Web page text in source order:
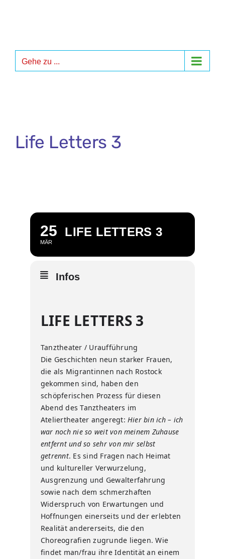
Gehe zu ...
Life Letters 3
25
MÄR
LIFE LETTERS 3
Infos
LIFE LETTERS 3
Tanztheater / Uraufführung
Die Geschichten neun starker Frauen,
die als Migrantinnen nach Rostock
gekommen sind, haben den
schöpferischen Prozess für diesen
Abend des Tanztheaters im
Ateliertheater angeregt:Hier bin ich – ich
war noch nie so weit von meinem Zuhause
entfernt und so sehr von mir selbst
getrennt. Es sind Fragen nach Heimat
und kultureller Verwurzelung,
Ausgrenzung und Gewalterfahrung
sowie nach dem schmerzhaften
Widerspruch von Erwartungen und
Hoffnungen einerseits und der erlebten
Realität andererseits, die den
Choreografien zugrunde liegen. Wie
findet man/frau ihre Identität an einem